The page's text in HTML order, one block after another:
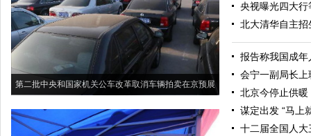
第二批中央和国家机关公车改革取消车辆拍卖在京预展
央视曝光四大
北大清华自主
报告称我国成
会宁一副局长
北京今停止供
谋定出发 “马上
十二届全国人